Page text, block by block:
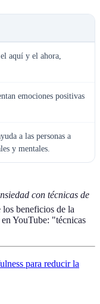
aquí y el ahora,
emociones positivas
a las personas a
y mentales.
con técnicas de
los beneficios de la
YouTube: "técnicas
para reducir la